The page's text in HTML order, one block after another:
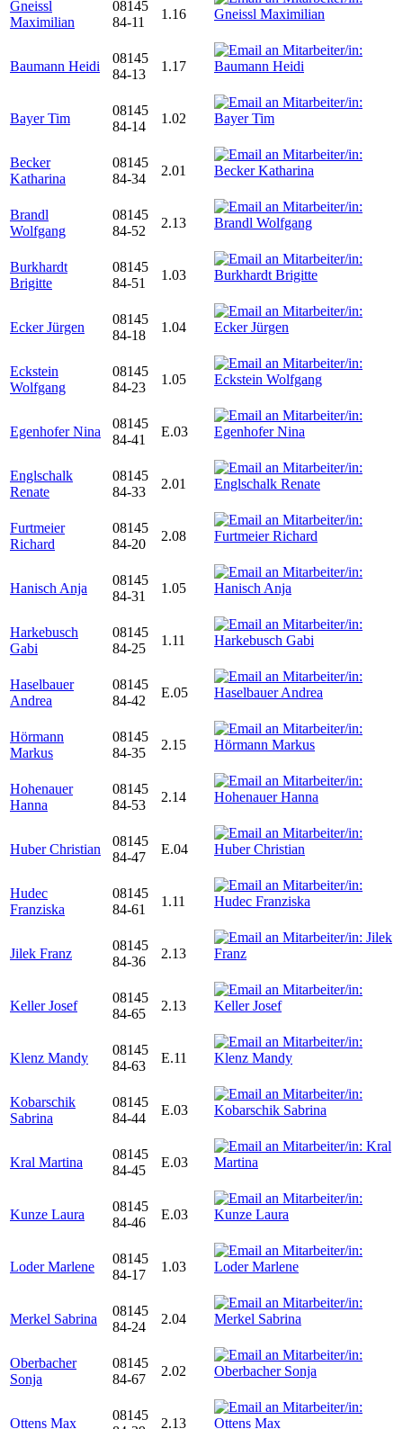
Gneissl
Maximilian
08145
84-11
1.16
Baumann Heidi
08145
84-13
1.17
Bayer Tim
08145
84-14
1.02
Becker
Katharina
08145
84-34
2.01
Brandl
Wolfgang
08145
84-52
2.13
Burkhardt
Brigitte
08145
84-51
1.03
Ecker Jürgen
08145
84-18
1.04
Eckstein
Wolfgang
08145
84-23
1.05
Egenhofer Nina
08145
84-41
E.03
Englschalk
Renate
08145
84-33
2.01
Furtmeier
Richard
08145
84-20
2.08
Hanisch Anja
08145
84-31
1.05
Harkebusch
Gabi
08145
84-25
1.11
Haselbauer
Andrea
08145
84-42
E.05
Hörmann
Markus
08145
84-35
2.15
Hohenauer
Hanna
08145
84-53
2.14
Huber Christian
08145
84-47
E.04
Hudec
Franziska
08145
84-61
1.11
Jilek Franz
08145
84-36
2.13
Keller Josef
08145
84-65
2.13
Klenz Mandy
08145
84-63
E.11
Kobarschik
Sabrina
08145
84-44
E.03
Kral Martina
08145
84-45
E.03
Kunze Laura
08145
84-46
E.03
Loder Marlene
08145
84-17
1.03
Merkel Sabrina
08145
84-24
2.04
Oberbacher
Sonja
08145
84-67
2.02
Ottens Max
08145
2.13